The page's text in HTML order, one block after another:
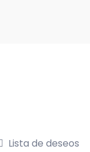
Lista de deseos